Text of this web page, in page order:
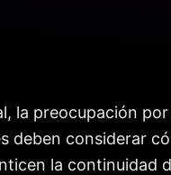
la preocupación
deben considerar
la continuidad